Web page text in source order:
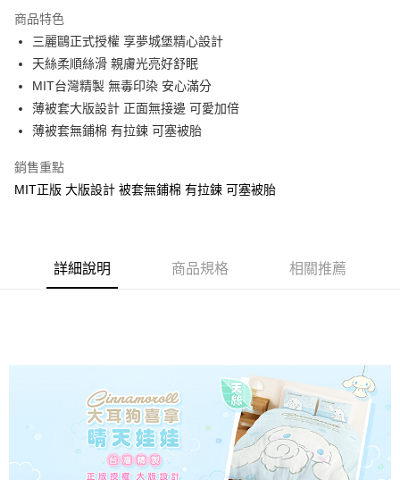
Apple Pay
街口支付
悠遊付
Google Pay
ATM付款
每筆NT$60，滿NT$699(含以上)免運費
每筆NT$80，滿NT$699(含以上)免運費
商品特色
三麗鷗正式授權 享夢城堡精心設計
天絲柔順絲滑 親膚光亮好舒眠
MIT台灣精製 無毒印染 安心滿分
薄被套大版設計 正面無接邊 可愛加倍
薄被套無鋪棉 有拉鍊 可塞被胎
銷售重點
MIT正版 大版設計 被套無鋪棉 有拉鍊 可塞被胎
詳細說明 商品規格 相關推薦